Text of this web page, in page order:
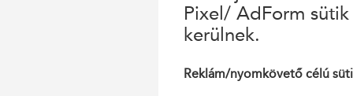
Pixel/ AdForm
kerülnek.
Reklám/nyomkövető célú